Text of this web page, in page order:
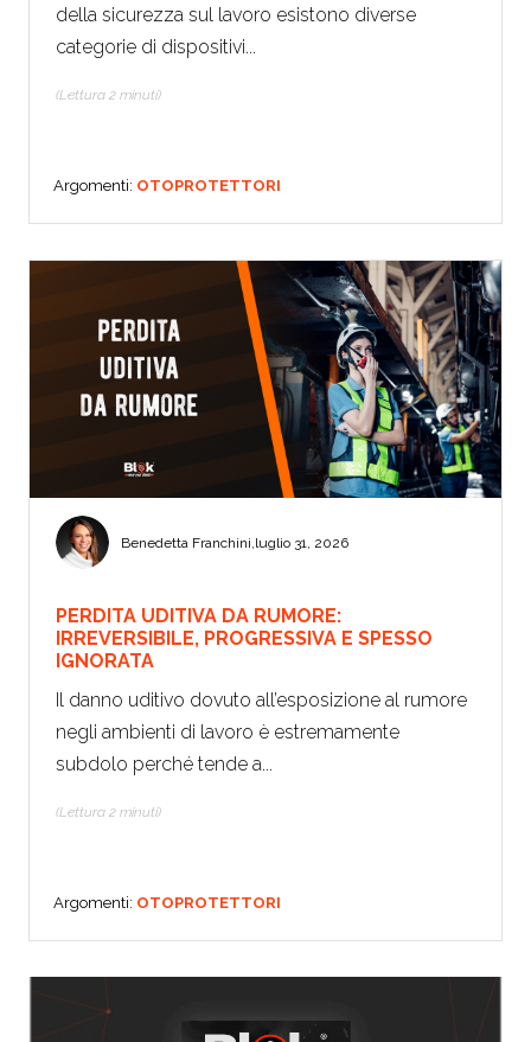
della sicurezza sul lavoro esistono diverse
categorie di dispositivi...
(Lettura 2 minuti)
Argomenti: OTOPROTETTORI
Benedetta Franchini luglio 31, 2026
PERDITA UDITIVA DA RUMORE:
IRREVERSIBILE, PROGRESSIVA E SPESSO
IGNORATA
Il danno uditivo dovuto all’esposizione al rumore
negli ambienti di lavoro è estremamente
subdolo perché tende a...
(Lettura 2 minuti)
Argomenti: OTOPROTETTORI